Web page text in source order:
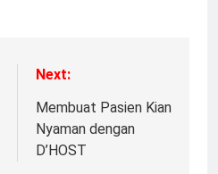
Next:
Membuat Pasien Kian
Nyaman dengan
D’HOST